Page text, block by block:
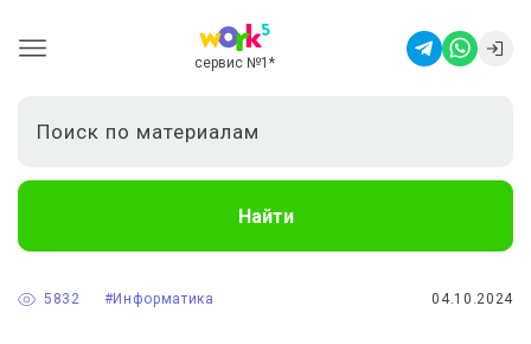
сервис №1 *
Найти
04.10.2024
#Информатика
5832